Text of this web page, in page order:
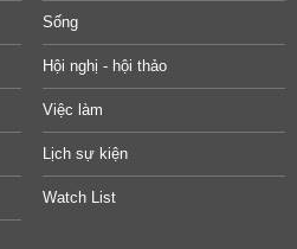
Sống
Hội nghị - hội thảo
Việc làm
Lịch sự kiện
Watch List